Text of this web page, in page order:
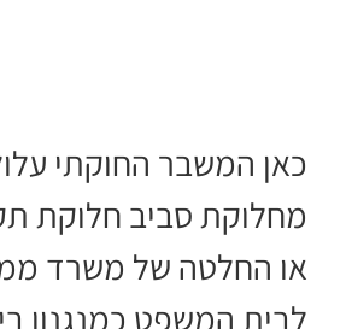
כאן המשבר החוקתי
מחלוקת סביב חלוקת
או החלטה של משרד
לבית המשפט כמנגנון